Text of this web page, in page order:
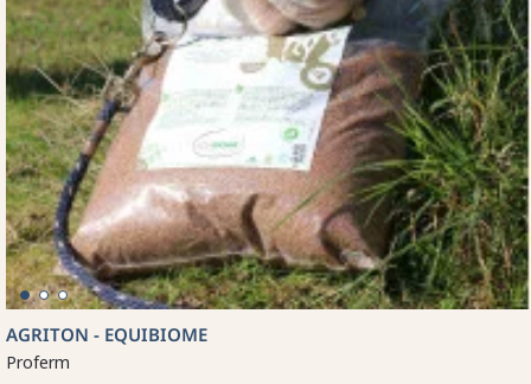
AGRITON - EQUIBIOME
Proferm